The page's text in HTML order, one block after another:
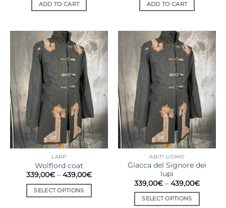
ADD TO CART ADD TO CART
LARP
Wolflord coat
339,00€ – 439,00€
SELECT OPTIONS
ABITI UOMO
Giacca del Signore dei
lupi
339,00€ – 439,00€
SELECT OPTIONS